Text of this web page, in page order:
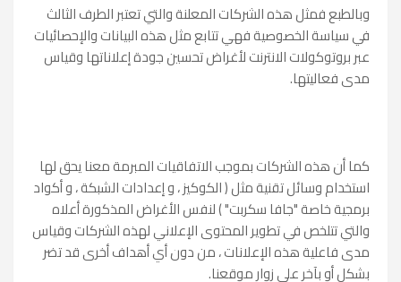
وبالطبع فمثل هذه الشركات المعلنة والتي تعتبر الطرف الثالث
في سياسة الخصوصية فهي تتابع مثل هذه البيانات والإحصائيات
عبر بروتوكولات الانترنت لأغراض تحسين جودة إعلاناتها وقياس
مدى فعاليتها.
كما أن هذه الشركات بموجب الاتفاقيات المبرمة معنا يحق لها
استخدام وسائل تقنية مثل ( الكوكيز ، و إعدادات الشبكة ، و أكواد
برمجية خاصة "جافا سكربت" ) لنفس الأغراض المذكورة أعلاه
والتي تتلخص في تطوير المحتوى الإعلاني لهذه الشركات وقياس
مدى فاعلية هذه الإعلانات ، من دون أي أهداف أخرى قد تضر
بشكل أو بآخر على زوار موقعنا.